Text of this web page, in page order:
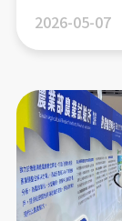
2026-05-07